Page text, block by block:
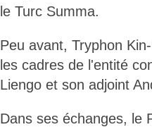
le Turc Summa.
Peu avant, Tryphon
les cadres de l'entité
Liengo et son adjoint
Dans ses échanges, le